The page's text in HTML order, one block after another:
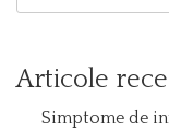
Articole
Simptome de